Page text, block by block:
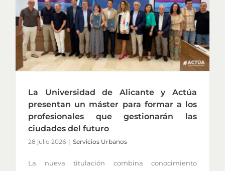
La Universidad de Alicante y Actúa
presentan un máster para formar a los
profesionales que gestionarán las
ciudades del futuro
28 julio 2026 | Servicios Urbanos
La nueva titulación combina conocimiento